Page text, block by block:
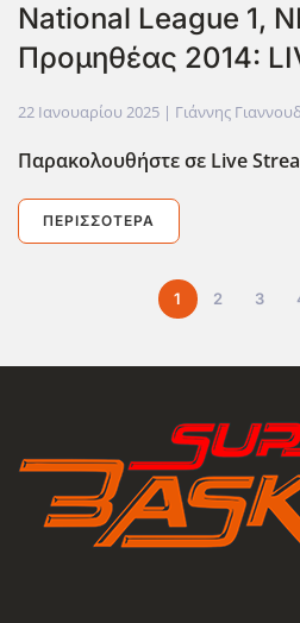
National League 1,
Προμηθέας 2014:
22 Ιανουαρίου 2025 | Γιάννης
Παρακολουθήστε σε Live
ΠΕΡΙΣΣΌΤΕΡΑ
1 2 3